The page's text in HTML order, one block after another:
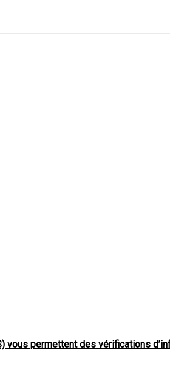
vous permettent des vérifications